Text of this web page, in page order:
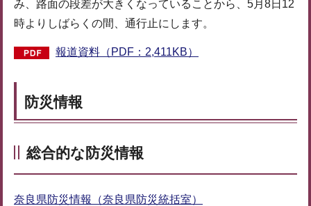
み、路面の段差が大きくなっていることから、5月8日12
時よりしばらくの間、通行止にします。
報道資料（PDF：2,411KB）
防災情報
総合的な防災情報
奈良県防災情報（奈良県防災統括室）